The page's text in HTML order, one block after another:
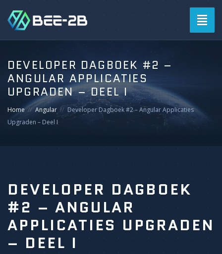
DEVELOPER DAGBOEK #2 –
ANGULAR APPLICATIES
UPGRADEN – DEEL I
Home Angular
Developer Dagboek #2 – Angular Applicaties
Upgraden – Deel I
DEVELOPER DAGBOEK
#2 – ANGULAR
APPLICATIES UPGRADEN
– DEEL I